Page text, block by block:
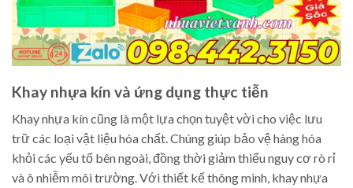
Khay nhựa kín và ứng dụng thực tiễn
Khay nhựa kín cũng là một lựa chọn tuyệt vời cho việc lưu
trữ các loại vật liệu hóa chất. Chúng giúp bảo vệ hàng hóa
khỏi các yếu tố bên ngoài, đồng thời giảm thiểu nguy cơ rò rỉ
và ô nhiễm môi trường. Với thiết kế thông minh, khay nhựa